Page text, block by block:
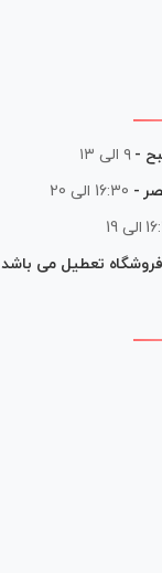
- ۹ الی ۱۳
- 16:30 الی 20
19
تعطیل می باشد